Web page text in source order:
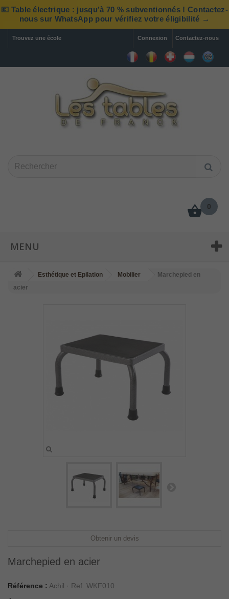
💶 Table électrique : jusqu’à 70 % subventionnés ! Contactez-
nous sur WhatsApp pour vérifiez votre éligibilité →
Contactez-nous
Trouvez une école Connexion
MENU
0
Esthétique et Epilation Mobilier
Marchepied en
acier
Obtenir un devis
Marchepied en acier
Référence : Achil · Ref. WKF010